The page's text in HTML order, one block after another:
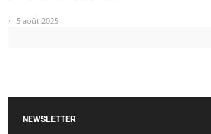
5 août 2025
NEWSLETTER